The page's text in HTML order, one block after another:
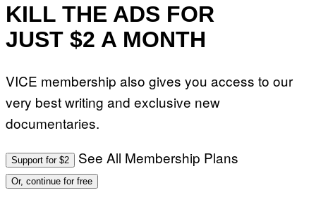
KILL THE ADS FOR
JUST $2 A MONTH
VICE membership also gives you access to our
very best writing and exclusive new
documentaries.
Support for $2 See All Membership Plans
Or, continue for free